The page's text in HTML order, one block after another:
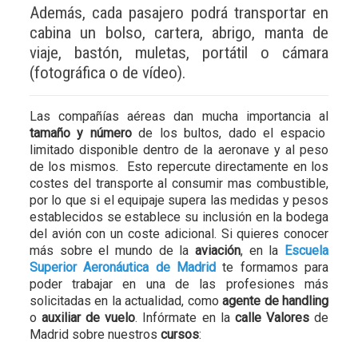
Además, cada pasajero podrá transportar en
cabina un bolso, cartera, abrigo, manta de
viaje, bastón, muletas, portátil o cámara
(fotográfica o de vídeo).
Las compañías aéreas dan mucha importancia al
tamaño y númerode los bultos, dado el espacio
limitado disponible dentro de la aeronave y al peso
de los mismos. Esto repercute directamente en los
costes del transporte al consumir mas combustible,
por lo que si el equipaje supera las medidas y pesos
establecidos se establece su inclusión en la bodega
del avión con un coste adicional. Si quieres conocer
más sobre el mundo de laaviación, en la Escuela
Superior Aeronáutica de Madrid te formamos para
poder trabajar en una de las profesiones más
solicitadas en la actualidad, comoagente de handling
o auxiliar de vuelo. Infórmate en la calle Valores de
Madrid sobre nuestros cursos: